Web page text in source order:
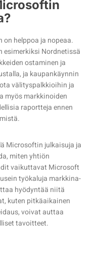
helppoa ja nopeaa.
Nordnetissä
ostaminen ja
ja kaupankäynnin
välityspalkkioihin ja
myös markkinoiden
raportteja ennen
Microsoftin julkaisuja ja
miten yhtiön
vaikuttavat Microsoft
työkaluja markkina-
hyödyntää niitä
kuten pitkäaikainen
voivat auttaa
tavoitteet.